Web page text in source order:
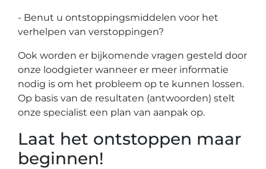
- Benut u ontstoppingsmiddelen voor het
verhelpen van verstoppingen?
Ook worden er bijkomende vragen gesteld door
onze loodgieter wanneer er meer informatie
nodig is om het probleem op te kunnen lossen.
Op basis van de resultaten (antwoorden) stelt
onze specialist een plan van aanpak op.
Laat het ontstoppen maar
beginnen!